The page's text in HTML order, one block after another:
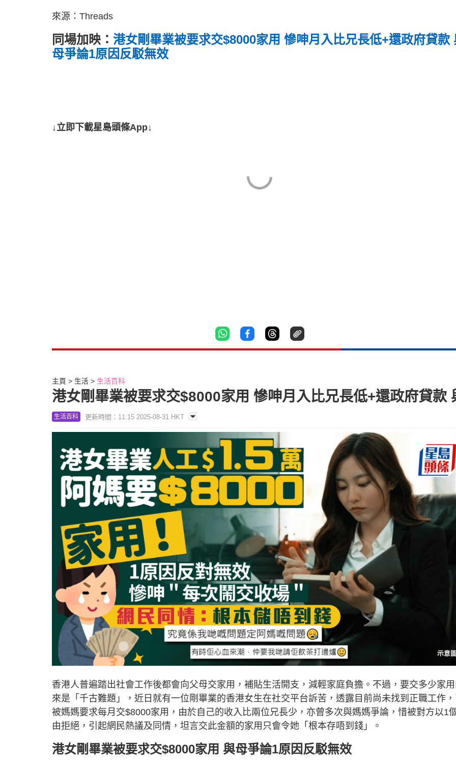
來源：Threads
同場加映： 港女剛畢業被要求交$8000家用 慘呻月入比兄長低+還政府貸款
母爭論1原因反駁無效
↓立即下載星島頭條App↓
主頁 生活 生活百科
港女剛畢業被要求交$8000家用 慘呻月入比兄長低+還政府貸款
生活百科 更新時間：11:15 2025-08-31 HKT
香港人普遍踏出社會工作後都會向父母交家用，補貼生活開支，減輕家庭負擔。不過，要交多少家
來是「千古難題」，近日就有一位剛畢業的香港女生在社交平台訴苦，透露目前尚未找到正職工作
被媽媽要求每月交$8000家用，由於自己的收入比兩位兄長少，亦曾多次與媽媽爭論，惜被對方以1
由拒絕，引起網民熱議及同情，坦言交此金額的家用只會令她「根本存唔到錢」。
港女剛畢業被要求交$8000家用 與母爭論1原因反駁無效